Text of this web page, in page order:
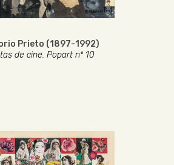
Prieto (1897-1992)
de cine. Popart nº 10